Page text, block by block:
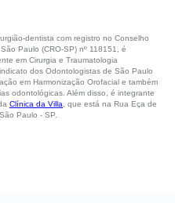
dentista com registro no Conselho
Paulo (CRO-SP) nº 118151, é
em Cirurgia e Traumatologia
dos Odontologistas de São Paulo
em Harmonização Orofacial e também
odontológicas. Além disso, é integrante
Clínica da Villa , que está na Rua Eça de
Paulo - SP.